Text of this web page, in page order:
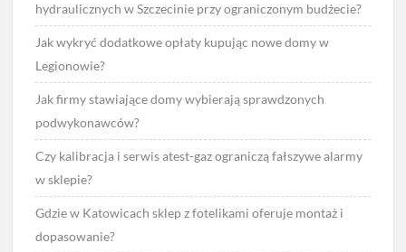
hydraulicznych w Szczecinie przy ograniczonym budżecie?
Jak wykryć dodatkowe opłaty kupując nowe domy w
Legionowie?
Jak firmy stawiające domy wybierają sprawdzonych
podwykonawców?
Czy kalibracja i serwis atest-gaz ograniczą fałszywe alarmy
w sklepie?
Gdzie w Katowicach sklep z fotelikami oferuje montaż i
dopasowanie?